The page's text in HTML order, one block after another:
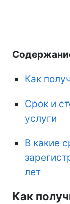
Как
Срок и
услуги
В какие
лет
Как